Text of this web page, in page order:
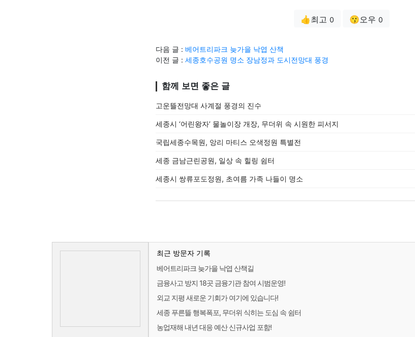
👍최고 0 😗오우 0
다음 글 : 베어트리파크 늦가을 낙엽 산책
이전 글 : 세종호수공원 명소 장남정과 도시전망대 풍경
함께 보면 좋은 글
고운뜰전망대 사계절 풍경의 진수
세종시 ‘어린왕자’ 물놀이장 개장, 무더위 속 시원한 피서지
국립세종수목원, 앙리 마티스 오색정원 특별전
세종 금남근린공원, 일상 속 힐링 쉼터
세종시 쌍류포도정원, 초여름 가족 나들이 명소
최근 방문자 기록
베어트리파크 늦가을 낙엽 산책길
금융사고 방지 18곳 금융기관 참여 시범운영!
외교 지평 새로운 기회가 여기에 있습니다!
세종 푸른뜰 행복폭포, 무더위 식히는 도심 속 쉼터
농업재해 내년 대응 예산 신규사업 포함!